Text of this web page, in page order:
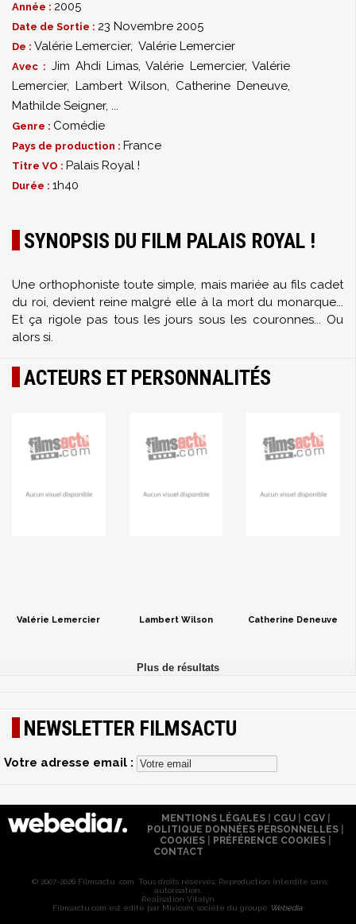
Année : 2005
Date de Sortie : 23 Novembre 2005
De : Valérie Lemercier, Valérie Lemercier
Avec : Jim Ahdi Limas,Valérie Lemercier,Valérie
Lemercier, Lambert Wilson, Catherine Deneuve,
Mathilde Seigner, ...
Genre : Comédie
Pays de production : France
Titre VO : Palais Royal !
Durée : 1h40
SYNOPSIS DU FILM PALAIS ROYAL !
Une orthophoniste toute simple, mais mariée au fils cadet
du roi, devient reine malgré elle à la mort du monarque...
Et ça rigole pas tous les jours sous les couronnes... Ou
alors si.
ACTEURS ET PERSONNALITÉS
Valérie Lemercier Lambert Wilson Catherine Deneuve
NEWSLETTER FILMSACTU
Votre adresse email :
MENTIONS LÉGALES| CGU| CGV|
POLITIQUE DONNÉES PERSONNELLES
COOKIES
PRÉFÉRENCE COOKIES
CONTACT
© 2007-2026 Filmsactu .com. Tous droits réservés. Reproduction interdite sans
autorisation.
Réalisation Vitalyn
Filmsactu .com est édité par Mixicom, société du groupe Webedia.